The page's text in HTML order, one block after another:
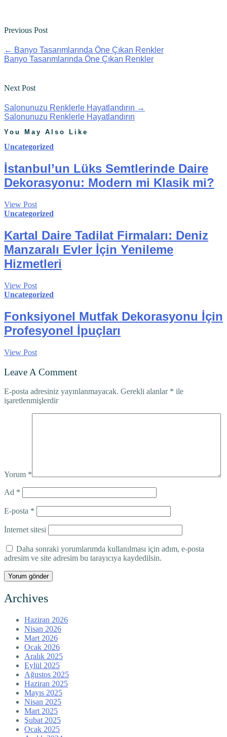
Previous Post
← Banyo Tasarımlarında Öne Çıkan Renkler
Banyo Tasarımlarında Öne Çıkan Renkler
Next Post
Salonunuzu Renklerle Hayatlandırın →
Salonunuzu Renklerle Hayatlandırın
You May Also Like
Uncategorized
İstanbul’un Lüks Semtlerinde Daire
Dekorasyonu: Modern mi Klasik mi?
View Post
Uncategorized
Kartal Daire Tadilat Firmaları: Deniz
Manzaralı Evler İçin Yenileme
Hizmetleri
View Post
Uncategorized
Fonksiyonel Mutfak Dekorasyonu İçin
Profesyonel İpuçları
View Post
Leave A Comment
E-posta adresiniz yayınlanmayacak. Gerekli alanlar * ile
işaretlenmişlerdir
Yorum *
Ad *
E-posta *
İnternet sitesi
Daha sonraki yorumlarımda kullanılması için adım, e-posta
adresim ve site adresim bu tarayıcıya kaydedilsin.
Archives
Haziran 2026
Nisan 2026
Mart 2026
Ocak 2026
Aralık 2025
Eylül 2025
Ağustos 2025
Haziran 2025
Mayıs 2025
Nisan 2025
Mart 2025
Şubat 2025
Ocak 2025